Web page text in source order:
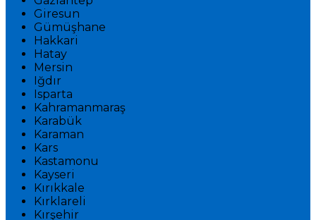
Giresun
Gümüşhane
Hakkari
Hatay
Mersin
Iğdır
Isparta
Kahramanmaraş
Karabük
Karaman
Kars
Kastamonu
Kayseri
Kırıkkale
Kırklareli
Kırşehir